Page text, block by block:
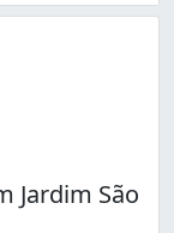
Jardim São